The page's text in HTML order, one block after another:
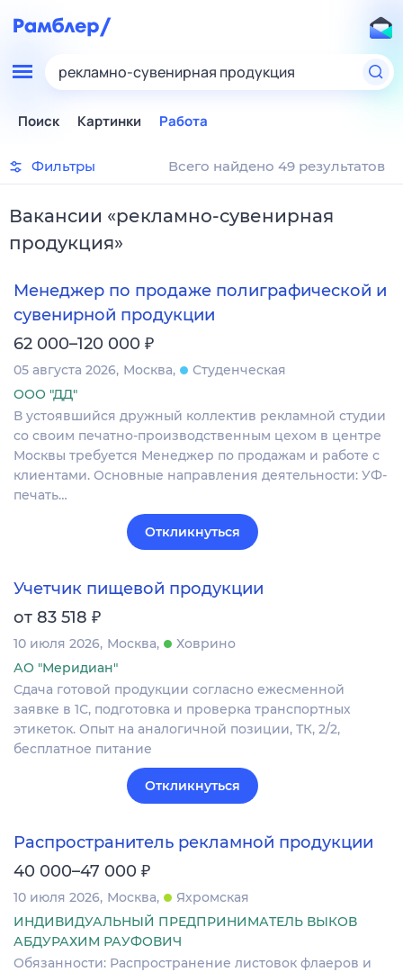
рекламно-сувенирная продукция
Поиск Картинки Работа
Фильтры Всего найдено 49 результатов
Вакансии «рекламно-сувенирная
продукция»
Менеджер по продаже полиграфической и
сувенирной продукции
62 000–120 000 ₽
05 августа 2026 Москва
Студенческая
ООО "ДД"
В устоявшийся дружный коллектив рекламной студии
со своим печатно-производственным цехом в центре
Москвы требуется Менеджер по продажам и работе с
клиентами. Основные направления деятельности: УФ-
печать…
Откликнуться
Учетчик пищевой продукции
от 83 518 ₽
10 июля 2026 Москва
Ховрино
АО "Меридиан"
Сдача готовой продукции согласно ежесменной
заявке в 1С, подготовка и проверка транспортных
этикеток. Опыт на аналогичной позиции, ТК, 2/2,
бесплатное питание
Откликнуться
Распространитель рекламной продукции
40 000–47 000 ₽
10 июля 2026 Москва
Яхромская
ИНДИВИДУАЛЬНЫЙ ПРЕДПРИНИМАТЕЛЬ ВЫКОВ
АБДУРАХИМ РАУФОВИЧ
Обязанности: Распространение листовок флаеров и